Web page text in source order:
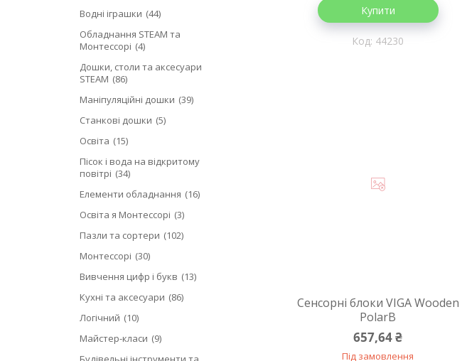
Купити
44230
Сенсорні блоки VIGA Wooden
PolarB
657,64 ₴
Під замовлення
Водні іграшки 44
Обладнання STEAM та
Монтессорі 4
Дошки, столи та аксесуари
STEAM
86
Маніпуляційні дошки 39
Станкові дошки 5
Освіта
15
Пісок і вода на відкритому
повітрі 34
Елементи обладнання
16
Освіта я Монтессорі 3
Пазли та сортери
102
Монтессорі 30
Вивчення цифр і букв
13
Кухні та аксесуари
86
Логічний
10
Майстер-класи
9